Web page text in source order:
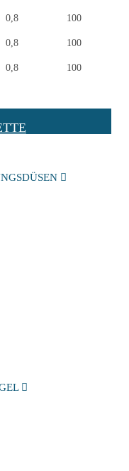
0,8 100
0,8 100
0,8 100